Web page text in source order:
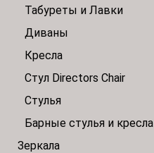
Табуреты и Лавки
Диваны
Кресла
Стул Directors Chair
Стулья
Барные стулья и кресла
Зеркала